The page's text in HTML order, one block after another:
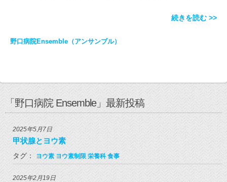
続きを読む >>
野口病院Ensemble（アンサンブル）
「野口病院 Ensemble」最新投稿
2025年5月7日
甲状腺とヨウ素
タグ： ヨウ素 ヨウ素制限 栄養科 食事
2025年2月19日